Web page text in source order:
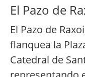
El Pazo de
El Pazo de
flanquea la
Catedral de